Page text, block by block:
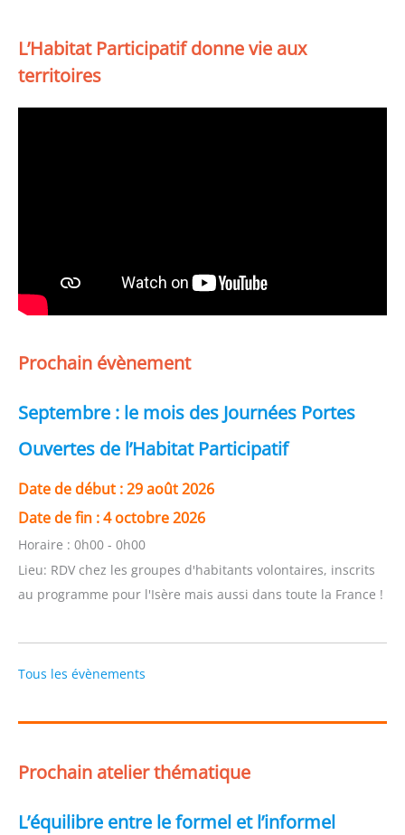
L’Habitat Participatif donne vie aux
territoires
Prochain évènement
Septembre : le mois des Journées Portes
Ouvertes de l’Habitat Participatif
Date de début :29 août 2026
Date de fin :4 octobre 2026
Horaire : 0h00 - 0h00
Lieu: RDV chez les groupes d'habitants volontaires, inscrits
au programme pour l'Isère mais aussi dans toute la France !
Tous les évènements
Prochain atelier thématique
L’équilibre entre le formel et l’informel